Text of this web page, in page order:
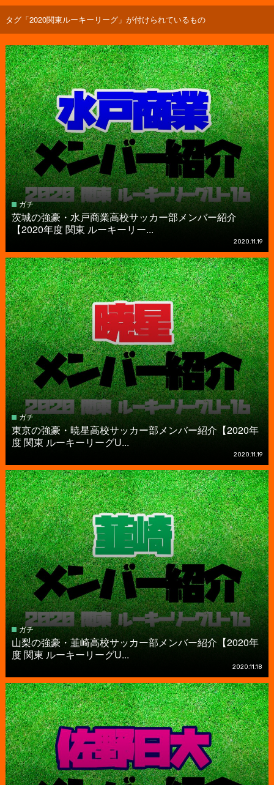
タグ「2020関東ルーキーリーグ」が付けられているもの
ガチ
茨城の強豪・水戸商業高校サッカー部メンバー紹介
【2020年度 関東 ルーキーリー...
2020.11.19
ガチ
東京の強豪・暁星高校サッカー部メンバー紹介【2020年
度 関東 ルーキーリーグU...
2020.11.19
ガチ
山梨の強豪・韮崎高校サッカー部メンバー紹介【2020年
度 関東 ルーキーリーグU...
2020.11.18